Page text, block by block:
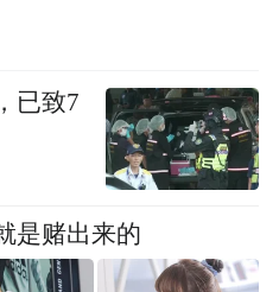
已致7
是赌出来的